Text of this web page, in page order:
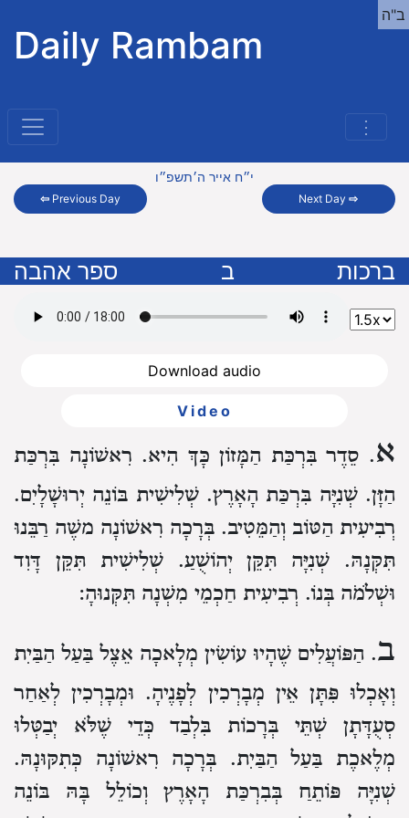
Daily Rambam
⋮
ב"ה
⇦ Previous Day
י״ח אייר ה׳תשפ״ו
Next Day⇨
ברכות ב ספר אהבה
Download audio
Video
א. סֵדֶר בִּרְכַּת הַמָּזוֹן כָּךְ הִיא. רִאשׁוֹנָה בִּרְכַּת
הַזָּן. שְׁנִיָּה בִּרְכַּת הָאָרֶץ. שְׁלִישִׁית בּוֹנֵה יְרוּשָׁלָיִם.
רְבִיעִית הַטּוֹב וְהַמֵּטִיב. בְּרָכָה רִאשׁוֹנָה משֶׁה רַבֵּנוּ
תִּקְּנָהּ. שְׁנִיָּה תִּקֵּן יְהוֹשֻׁעַ. שְׁלִישִׁית תִּקֵּן דָּוִד
וּשְׁלֹמֹה בְּנוֹ. רְבִיעִית חַכְמֵי מִשְׁנָה תִּקְּנוּהָ:
ב. הַפּוֹעֲלִים שֶׁהָיוּ עוֹשִׂין מְלָאכָה אֵצֶל בַּעַל הַבַּיִת
וְאָכְלוּ פִּתָּן אֵין מְבָרְכִין לְפָנֶיהָ. וּמְבָרְכִין לְאַחַר
סְעֻדָּתָן שְׁתֵּי בְּרָכוֹת בִּלְבַד כְּדֵי שֶׁלֹּא יְבַטְּלוּ
מְלֶאכֶת בַּעַל הַבַּיִת. בְּרָכָה רִאשׁוֹנָה כְּתִקּוּנָהּ.
שְׁנִיָּה פּוֹתֵחַ בְּבִרְכַּת הָאָרֶץ וְכוֹלֵל בָּהּ בּוֹנֵה